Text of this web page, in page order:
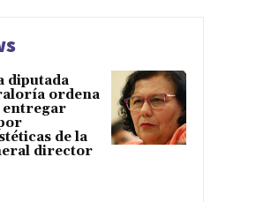
diputada
ordena
entregar
de la
director